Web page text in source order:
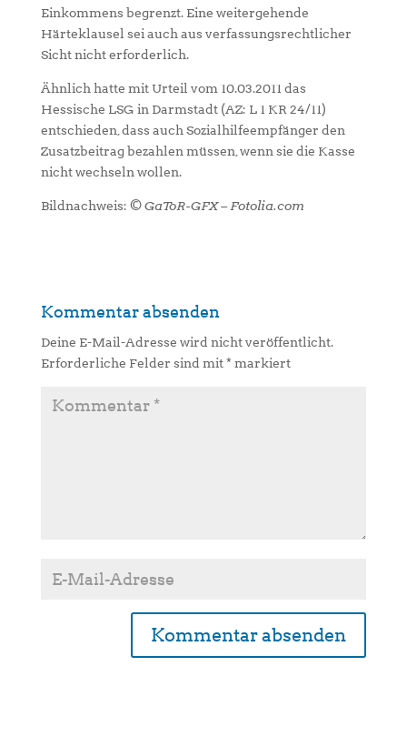
Einkommens begrenzt. Eine weitergehende
Härteklausel sei auch aus verfassungsrechtlicher
Sicht nicht erforderlich.
Ähnlich hatte mit Urteil vom 10.03.2011 das
Hessische LSG in Darmstadt (AZ: L 1 KR 24/11)
entschieden, dass auch Sozialhilfeempfänger den
Zusatzbeitrag bezahlen müssen, wenn sie die Kasse
nicht wechseln wollen.
Bildnachweis: © GaToR-GFX – Fotolia.com
Kommentar absenden
Deine E-Mail-Adresse wird nicht veröffentlicht.
Erforderliche Felder sind mit* markiert